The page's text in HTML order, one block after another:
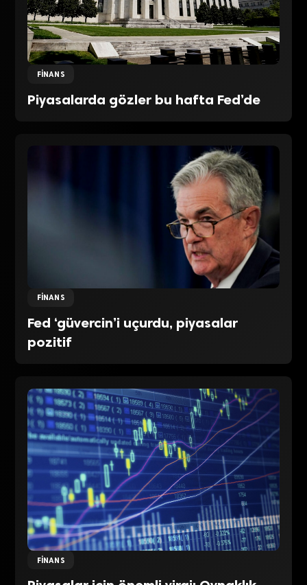
FINANS
Piyasalarda gözler bu hafta Fed’de
FINANS
Fed ‘güvercin’i uçurdu, piyasalar
pozitif
FINANS